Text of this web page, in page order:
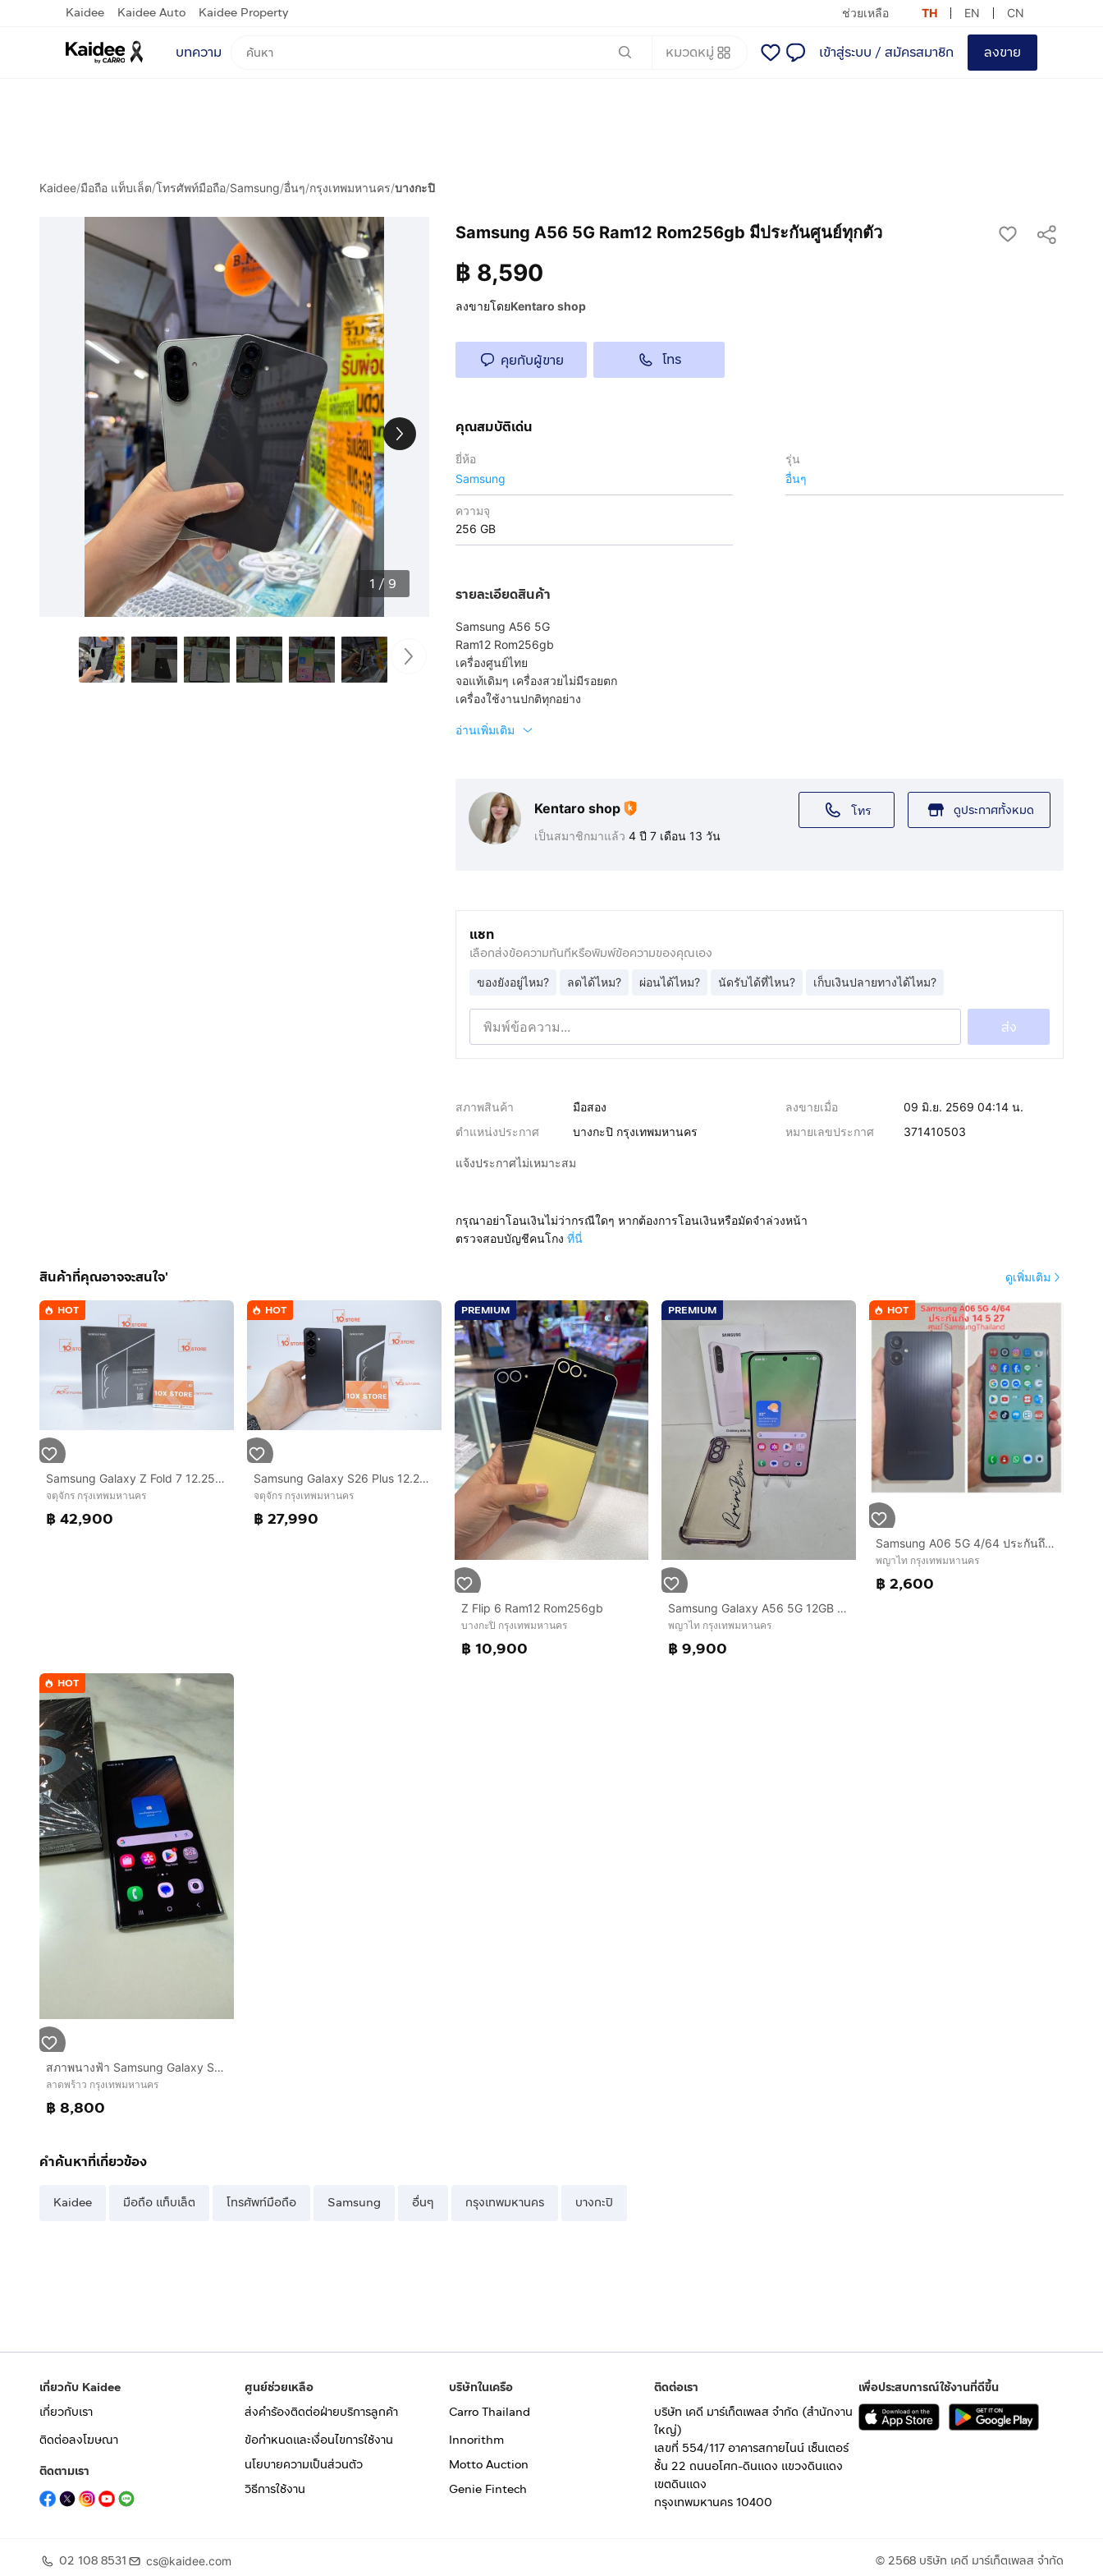
Kaidee Kaidee Auto Kaidee Property ช่วยเหลือ TH EN CN
บทความ หมวดหมู่ เข้าสู่ระบบ / สมัครสมาชิก ลงขาย
Kaidee/มือถือ แท็บเล็ต/โทรศัพท์มือถือ/Samsung/อื่นๆ/กรุงเทพมหานคร/บางกะปิ
1 / 9
Samsung A56 5G Ram12 Rom256gb มีประกันศูนย์ทุกตัว
฿ 8,590
ลงขายโดยKentaro shop
คุยกับผู้ขาย โทร
คุณสมบัติเด่น
ยี่ห้อ
Samsung
รุ่น
อื่นๆ
ความจุ
256 GB
รายละเอียดสินค้า
Samsung A56 5G
Ram12 Rom256gb
เครื่องศูนย์ไทย
จอแท้เดิมๆ เครื่องสวยไม่มีรอยตก
เครื่องใช้งานปกติทุกอย่าง
อ่านเพิ่มเติม
Kentaro shop
เป็นสมาชิกมาแล้ว 4 ปี 7 เดือน 13 วัน
โทร ดูประกาศทั้งหมด
แชท
เลือกส่งข้อความทันทีหรือพิมพ์ข้อความของคุณเอง
ของยังอยู่ไหม? ลดได้ไหม? ผ่อนได้ไหม? นัดรับได้ที่ไหน? เก็บเงินปลายทางได้ไหม?
ส่ง
สภาพสินค้า มือสอง ลงขายเมื่อ
09 มิ.ย. 2569 04:14 น.
ตำแหน่งประกาศ
บางกะปิ กรุงเทพมหานคร หมายเลขประกาศ 371410503
แจ้งประกาศไม่เหมาะสม
กรุณาอย่าโอนเงินไม่ว่ากรณีใดๆ หากต้องการโอนเงินหรือมัดจำล่วงหน้า
ตรวจสอบบัญชีคนโกง ที่นี่
สินค้าที่คุณอาจจะสนใจ' ดูเพิ่มเติม
HOT
Samsung Galaxy Z Fold 7 12.256GB มือ 1
จตุจักร กรุงเทพมหานคร
฿ 42,900
HOT
Samsung Galaxy S26 Plus 12.256GB
จตุจักร กรุงเทพมหานคร
฿ 27,990
PREMIUM
Z Flip 6 Ram12 Rom256gb
บางกะปิ กรุงเทพมหานคร
฿ 10,900
PREMIUM
Samsung Galaxy A56 5G 12GB 256GB เครื่องศูนย์ไทย สี Awesome Pink ครบกล่อง
พญาไท กรุงเทพมหานคร
฿ 9,900
HOT
Samsung A06 5G 4/64 ประกันถึง 14 5 27
พญาไท กรุงเทพมหานคร
฿ 2,600
HOT
สภาพนางฟ้า Samsung Galaxy S22 Ultra 12GB256GB green เครื่องศูนย์ไทย อุปกรณ์ครบกล่อง
ลาดพร้าว กรุงเทพมหานคร
฿ 8,800
คำค้นหาที่เกี่ยวข้อง
Kaidee มือถือ แท็บเล็ต โทรศัพท์มือถือ Samsung อื่นๆ กรุงเทพมหานคร บางกะปิ
เกี่ยวกับ Kaidee
เกี่ยวกับเรา
ติดต่อลงโฆษณา
ติดตามเรา
ศูนย์ช่วยเหลือ
ส่งคำร้องติดต่อฝ่ายบริการลูกค้า
ข้อกำหนดและเงื่อนไขการใช้งาน
นโยบายความเป็นส่วนตัว
วิธีการใช้งาน
บริษัทในเครือ
Carro Thailand
Innorithm
Motto Auction
Genie Fintech
ติดต่อเรา
บริษัท เคดี มาร์เก็ตเพลส จำกัด (สำนักงาน
ใหญ่)
เลขที่ 554/117 อาคารสกายไนน์ เซ็นเตอร์
ชั้น 22 ถนนอโศก-ดินแดง แขวงดินแดง
เขตดินแดง
กรุงเทพมหานคร 10400
เพื่อประสบการณ์ใช้งานที่ดีขึ้น
02 108 8531 cs@kaidee.com © 2568 บริษัท เคดี มาร์เก็ตเพลส จำกัด